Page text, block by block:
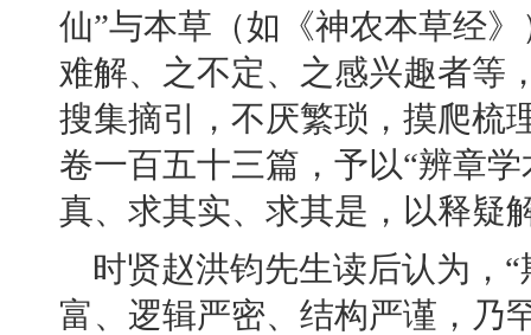
仙”与本草（如《神农本草经
难解、之不定、之感兴趣者等
搜集摘引，不厌繁琐，摸爬梳
卷一百五十三篇，予以“辨章
真、求其实、求其是，以释疑
时贤赵洪钧先生读后认为，
富、逻辑严密、结构严谨，乃